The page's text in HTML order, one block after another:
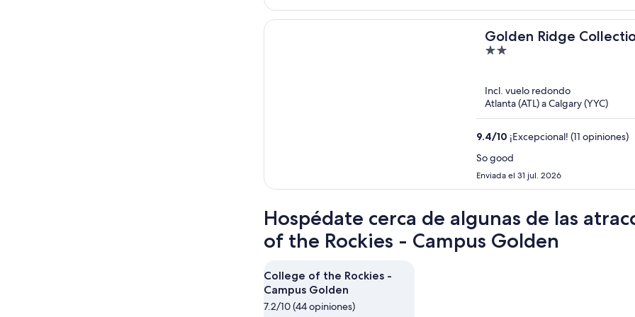
Golden Ridge
2
5
Incl. vuelo redondo
Atlanta (ATL) a Calgary (YYC)
9.4/10 ¡Excepcional! (11 opiniones)
So good
Enviada el 31 jul. 2026
Hospédate cerca de algunas de las
of the Rockies - Campus Golden
College of the Rockies -
Campus Golden
7.2/10 (44 opiniones)